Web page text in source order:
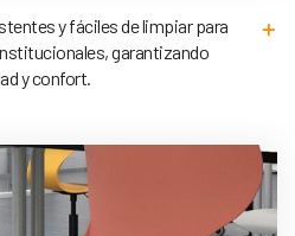
y fáciles de limpiar para
garantizando
y confort.